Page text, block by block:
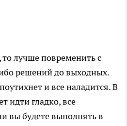
то лучше повременить с
решений до выходных.
и все наладится. В
идти гладко, все
вы будете выполнять в